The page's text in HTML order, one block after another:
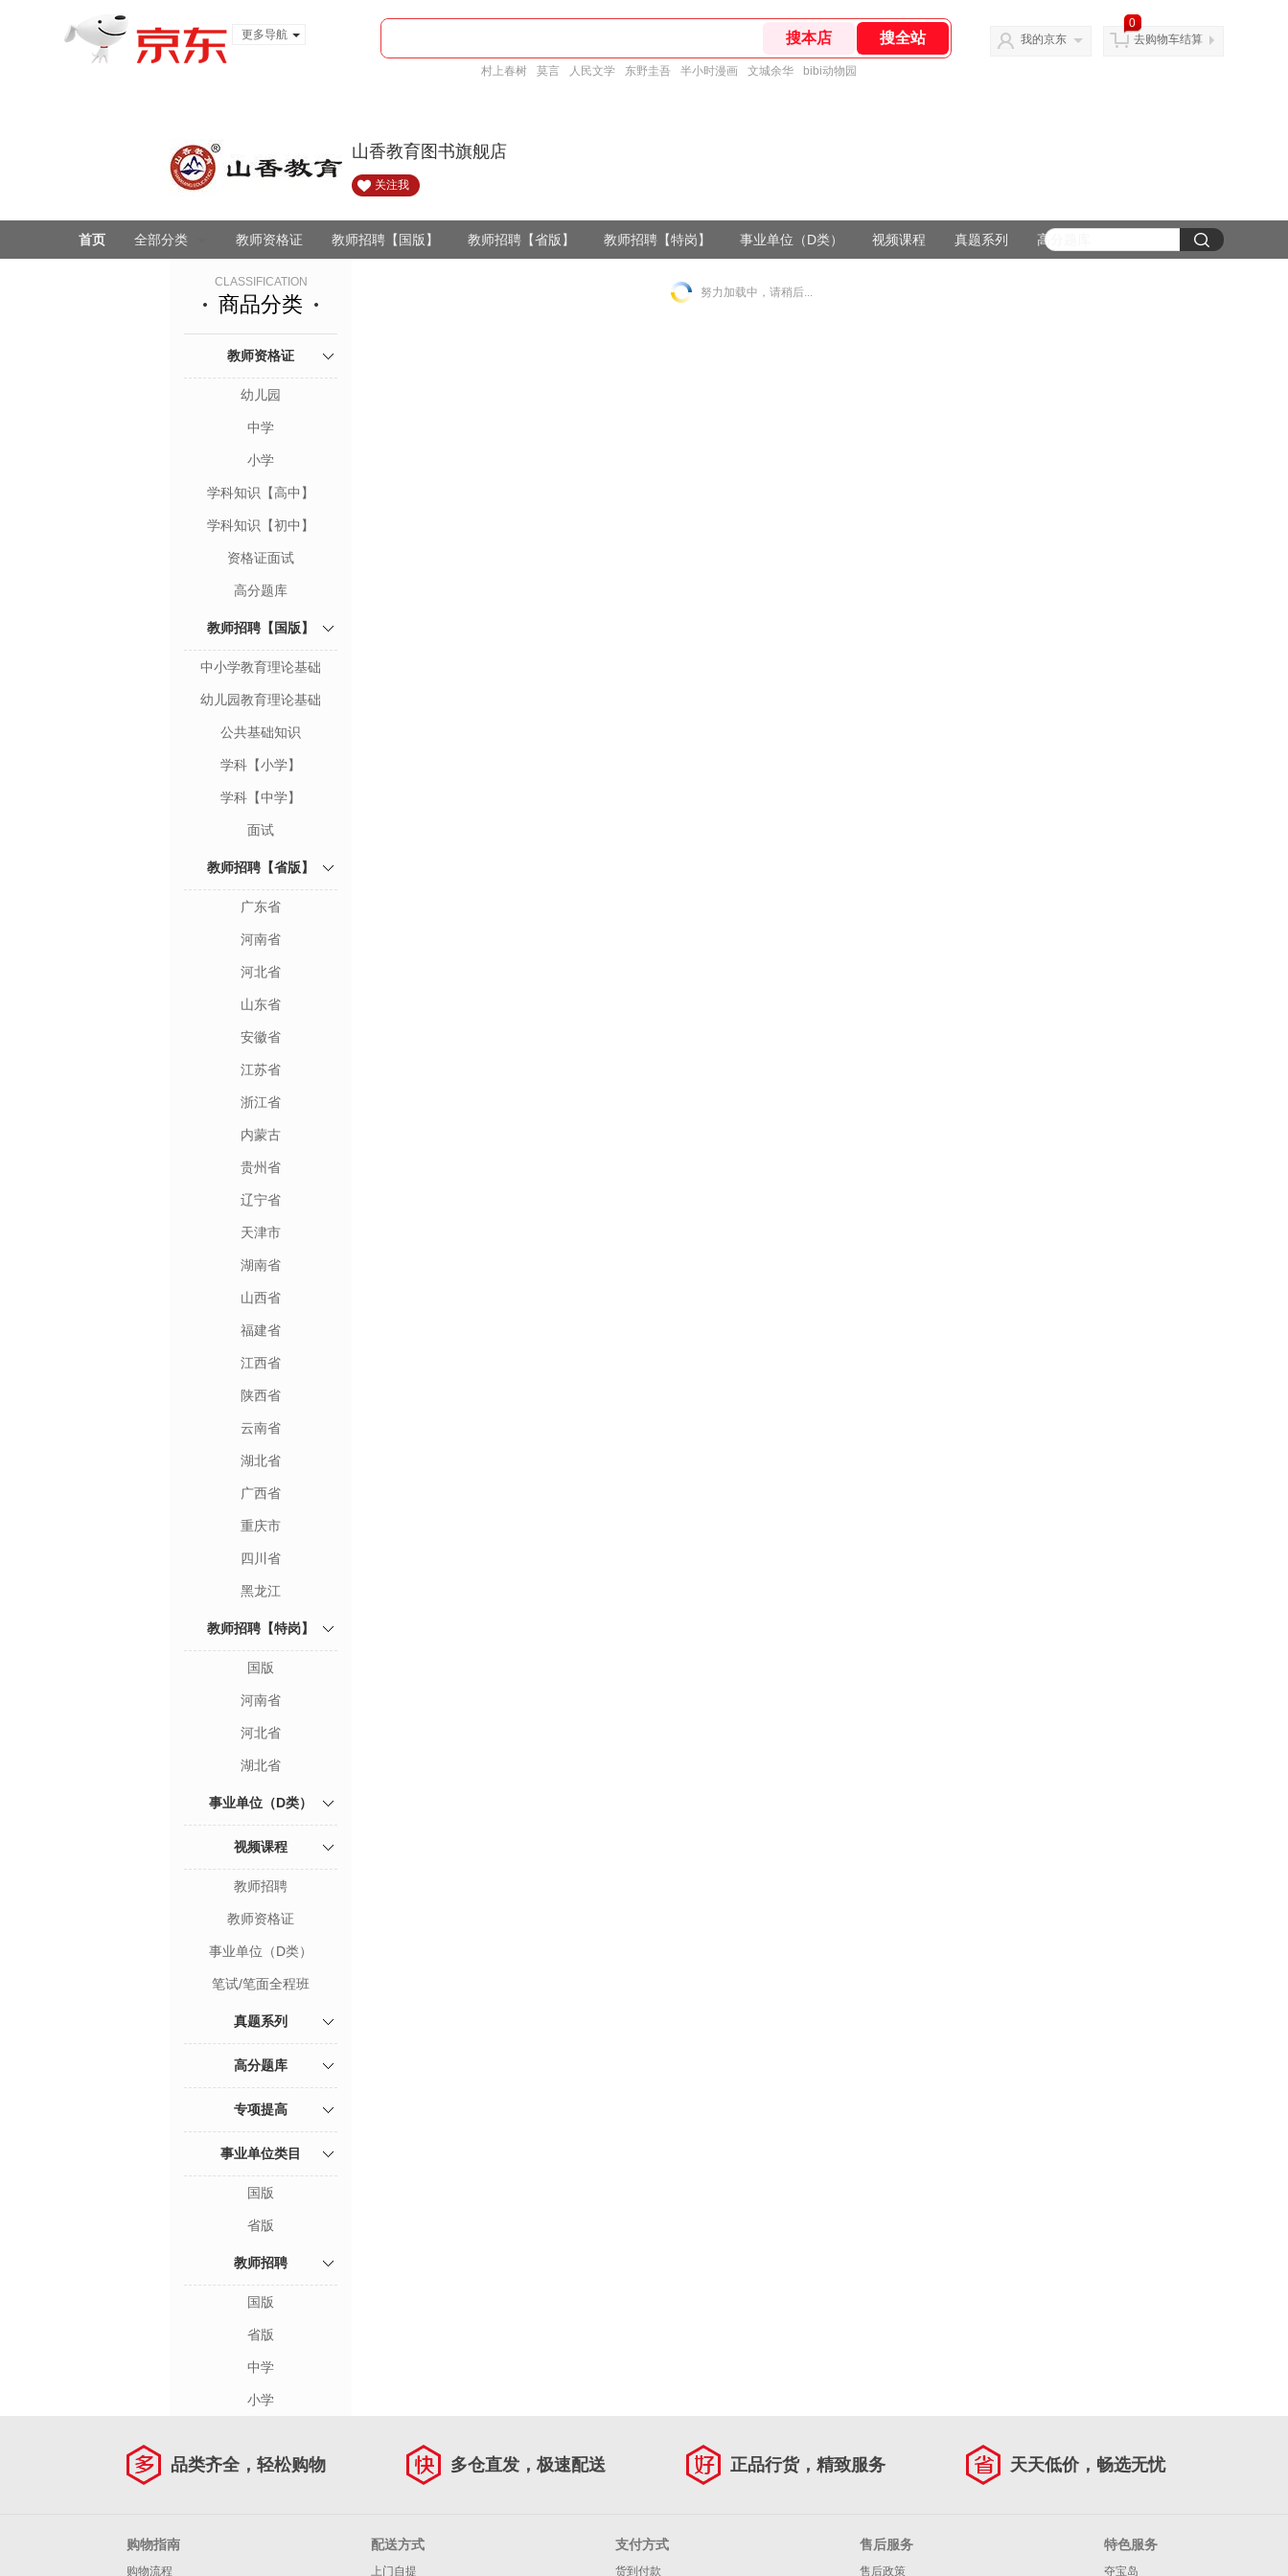
更多导航
村上春树 莫言 人民文学 东野圭吾 半小时漫画 文城余华 bibi动物园
我的京东
0
去购物车结算
山香教育图书旗舰店
关注我
首页 全部分类 教师资格证 教师招聘【国版】 教师招聘【省版】 教师招聘【特岗】 事业单位（D类） 视频课程 真题系列 高分题库
CLASSIFICATION
商品分类
教师资格证
幼儿园
中学
小学
学科知识【高中】
学科知识【初中】
资格证面试
高分题库
教师招聘【国版】
中小学教育理论基础
幼儿园教育理论基础
公共基础知识
学科【小学】
学科【中学】
面试
教师招聘【省版】
广东省
河南省
河北省
山东省
安徽省
江苏省
浙江省
内蒙古
贵州省
辽宁省
天津市
湖南省
山西省
福建省
江西省
陕西省
云南省
湖北省
广西省
重庆市
四川省
黑龙江
教师招聘【特岗】
国版
河南省
河北省
湖北省
事业单位（D类）
视频课程
教师招聘
教师资格证
事业单位（D类）
笔试/笔面全程班
真题系列
高分题库
专项提高
事业单位类目
国版
省版
教师招聘
国版
省版
中学
小学
努力加载中，请稍后...
品类齐全，轻松购物 多仓直发，极速配送 正品行货，精致服务 天天低价，畅选无忧
购物指南
购物流程
配送方式
上门自提
支付方式
货到付款
售后服务
售后政策
特色服务
夺宝岛